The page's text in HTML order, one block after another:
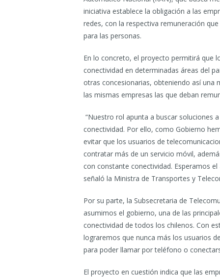
iniciativa establece la obligación a las
redes, con la respectiva remuneración
para las personas.
En lo concreto, el proyecto permitirá que
conectividad en determinadas áreas del
otras concesionarias, obteniendo así una
las mismas empresas las que deban
“Nuestro rol apunta a buscar soluciones
conectividad. Por ello, como Gobierno
evitar que los usuarios de
contratar más de un servicio móvil,
con constante conectividad. Esperamos
señaló la Ministra de Transportes y
Por su parte, la Subsecretaria de
asumimos el gobierno, una de las
conectividad de todos los chilenos. Con
lograremos que nunca más los usuarios
para poder llamar por teléfono o
El proyecto en cuestión indica que las